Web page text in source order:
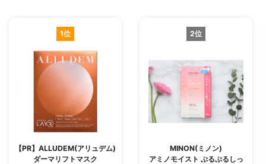
1位
【PR】ALLUDEM(アリュデム)
ダーマリフトマスク
2位
MINON(ミノン)
アミノモイスト ぷるぷるしっ